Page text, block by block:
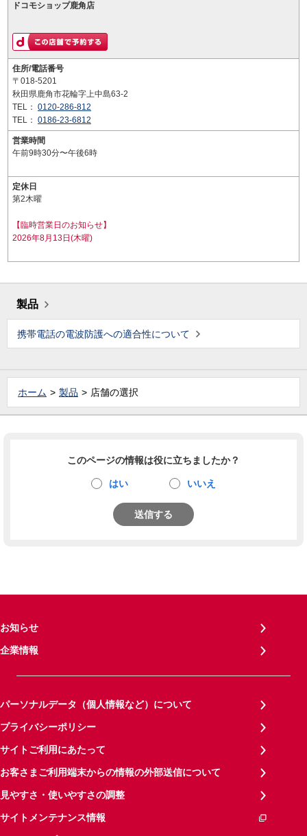
ドコモショップ鹿角店
住所/電話番号
〒018-5201
秋田県鹿角市花輪字上中島63-2
TEL： 0120-286-812
TEL： 0186-23-6812
営業時間
午前9時30分〜午後6時
定休日
第2木曜
【臨時営業日のお知らせ】
2026年8月13日(木曜)
製品
携帯電話の電波防護への適合性について
ホーム 製品 店舗の選択
このページの情報は役に立ちましたか？
はい いいえ
送信する
お知らせ
企業情報
パーソナルデータ（個人情報など）について
プライバシーポリシー
サイトご利用にあたって
お客さまご利用端末からの情報の外部送信について
見やすさ・使いやすさの調整
サイトメンテナンス情報